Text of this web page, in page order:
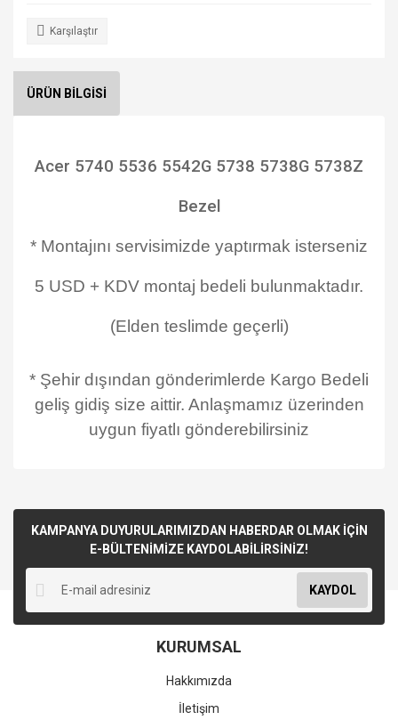
Karşılaştır
ÜRÜN BİLGİSİ
Acer 5740 5536 5542G 5738 5738G 5738Z
Bezel
* Montajını servisimizde yaptırmak isterseniz
5 USD + KDV montaj bedeli bulunmaktadır.
(Elden teslimde geçerli)
* Şehir dışından gönderimlerde Kargo Bedeli
geliş gidiş size aittir. Anlaşmamız üzerinden
uygun fiyatlı gönderebilirsiniz
KAMPANYA DUYURULARIMIZDAN HABERDAR OLMAK İÇİN
E-BÜLTENİMİZE KAYDOLABİLİRSİNİZ!
KAYDOL
KURUMSAL
Hakkımızda
İletişim